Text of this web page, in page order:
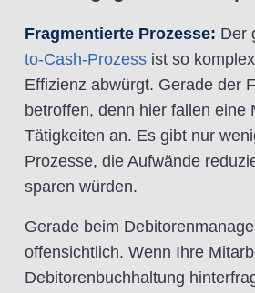
Fragmentierte Prozesse: Der
to-Cash-Prozess ist so
Effizienz abwürgt. Gerade der
betroffen, denn hier fallen eine
Tätigkeiten an. Es gibt nur
Prozesse, die Aufwände
sparen würden.
Gerade beim
offensichtlich. Wenn Ihre
Debitorenbuchhaltung